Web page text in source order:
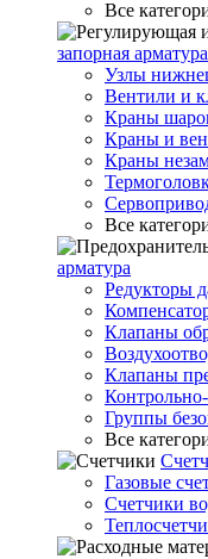
Все
запорная арматура
Узлы
Вентили и
Краны
Краны и
Краны
Все
арматура
Редукторы
Клапаны
Клапаны
Группы
Все
Газовые
Счетчики